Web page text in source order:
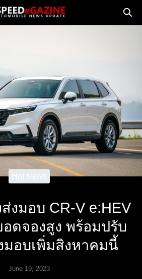
Hot News
งมอบ CR-V e:HEV
ดจองสูง พร้อมปรับ
มอบเพิ่มสิงหาคมนี้
June 19, 2023